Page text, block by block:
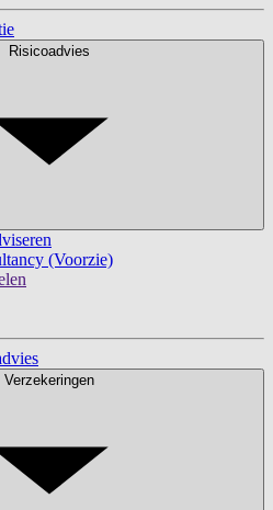
Risicoadvies
(Voorzie)
Verzekeringen